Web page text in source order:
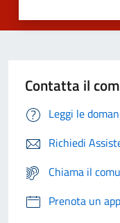
Contatta il
Leggi le
Richiedi
Chiama il
Prenota un